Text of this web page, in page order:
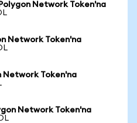
Network Token'na
Network Token'na
Network Token'na
Network Token'na